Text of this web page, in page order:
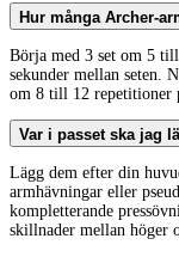
Hur många Archer-
Börja med 3 set om 5
sekunder mellan seten.
om 8 till 12 repetitioner
Var i passet ska jag
Lägg dem efter din
armhävningar eller
kompletterande
skillnader mellan höger